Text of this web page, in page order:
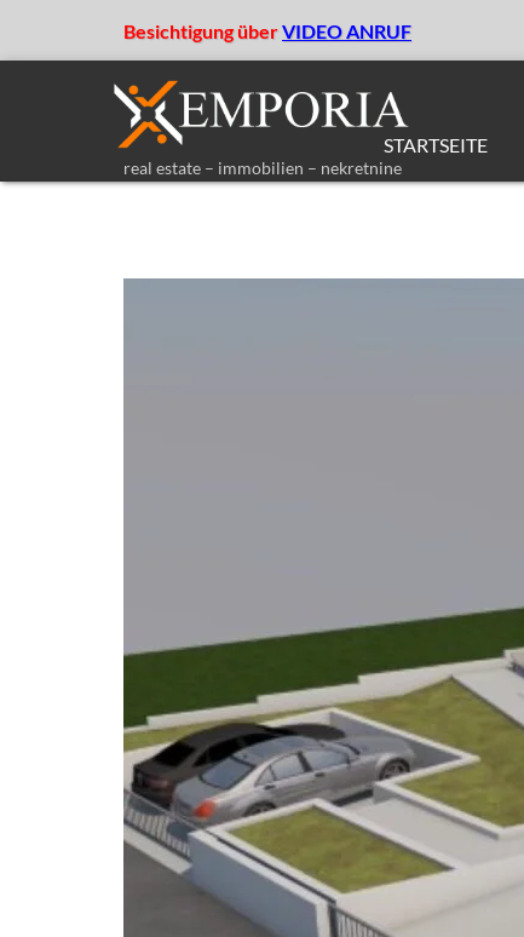
Besichtigung überVIDEO ANRUF
real estate – immobilien – nekretnine
STARTSEITE